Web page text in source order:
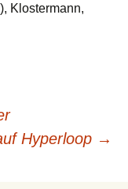
Klostermann,
Hyperloop →